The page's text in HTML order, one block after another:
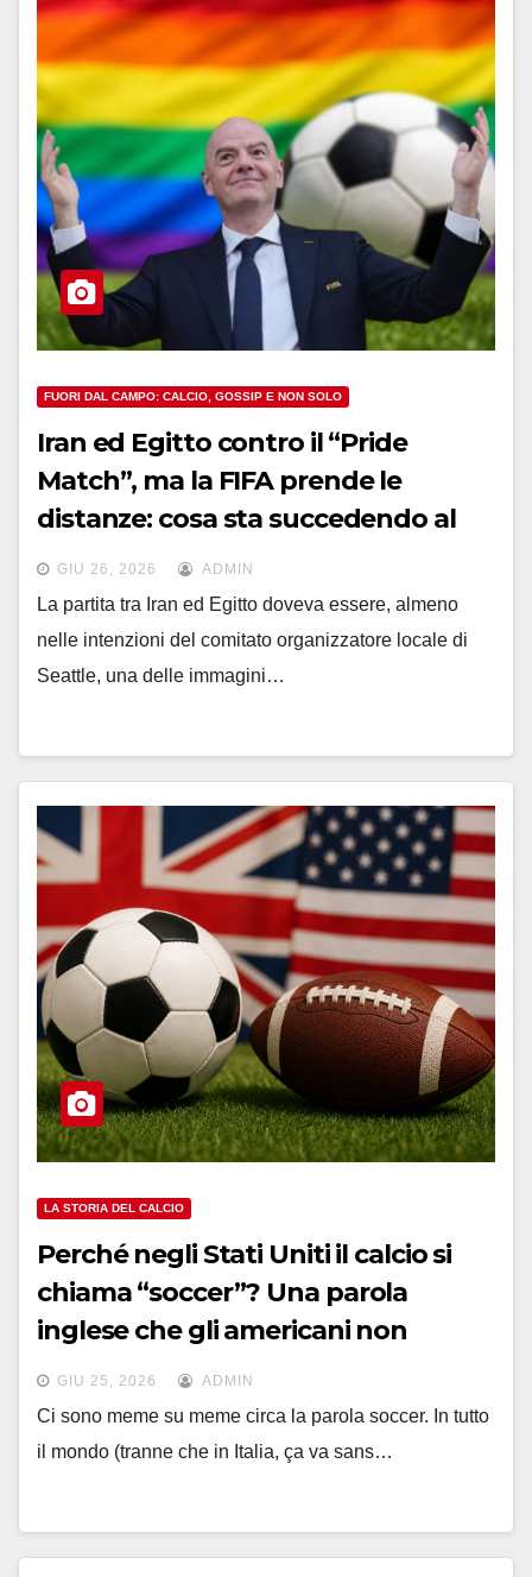
FUORI DAL CAMPO: CALCIO, GOSSIP E NON SOLO
Iran ed Egitto contro il “Pride
Match”, ma la FIFA prende le
distanze: cosa sta succedendo al
Mondiale
GIU 26, 2026 ADMIN
La partita tra Iran ed Egitto doveva essere, almeno
nelle intenzioni del comitato organizzatore locale di
Seattle, una delle immagini…
LA STORIA DEL CALCIO
Perché negli Stati Uniti il calcio si
chiama “soccer”? Una parola
inglese che gli americani non
hanno mai inventato
GIU 25, 2026 ADMIN
Ci sono meme su meme circa la parola soccer. In tutto
il mondo (tranne che in Italia, ça va sans…